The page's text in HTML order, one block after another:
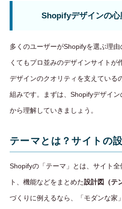
Shopifyデザインの心
多くのユーザーがShopifyを選ぶ理
くてもプロ並みのデザインサイトが
デザインのクオリティを支えている
組みです。まずは、Shopifyデザイ
から理解していきましょう。
テーマとは？サイトの
Shopifyの「テーマ」とは、サイト
ト、機能などをまとめた設計図（テ
づくりに例えるなら、「モダンな家